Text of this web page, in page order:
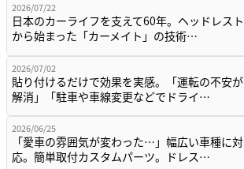
2026/07/22
日本のカーライフを支えて60年。ヘッドレスト
から始まった「カーメイト」の技術…
2026/07/02
貼り付けるだけで効果を実感。「運転の不安が
解消」「駐車や車線変更などでドライ…
2026/06/25
「愛車の雰囲気が変わった…」幅広い車種に対
応。簡単取付カスタムパーツ。ドレス…